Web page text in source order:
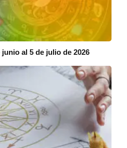
al 5 de julio de 2026